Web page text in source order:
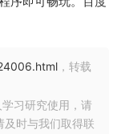
，转载
习研究使用，请
时与我们取得联